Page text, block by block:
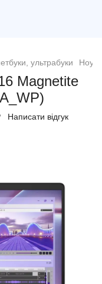
ультрабуки
Magnetite
Написати відгук